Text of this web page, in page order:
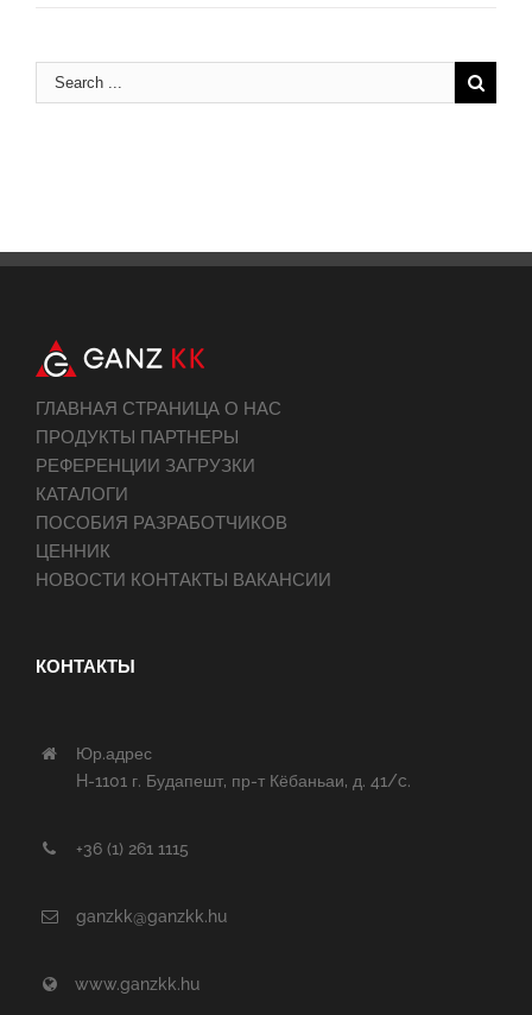
ГЛАВНАЯ СТРАНИЦА О НАС
ПРОДУКТЫ ПАРТНЕРЫ
РЕФЕРЕНЦИИ ЗАГРУЗКИ
КАТАЛОГИ
ПОСОБИЯ РАЗРАБОТЧИКОВ
ЦЕННИК
НОВОСТИ КОНТАКТЫ ВАКАНСИИ
КОНТАКТЫ
Юр.адрес
H-1101 г. Будапешт, пр-т Кёбаньаи, д. 41/c.
+36 (1) 261 1115
ganzkk@ganzkk.hu
www.ganzkk.hu